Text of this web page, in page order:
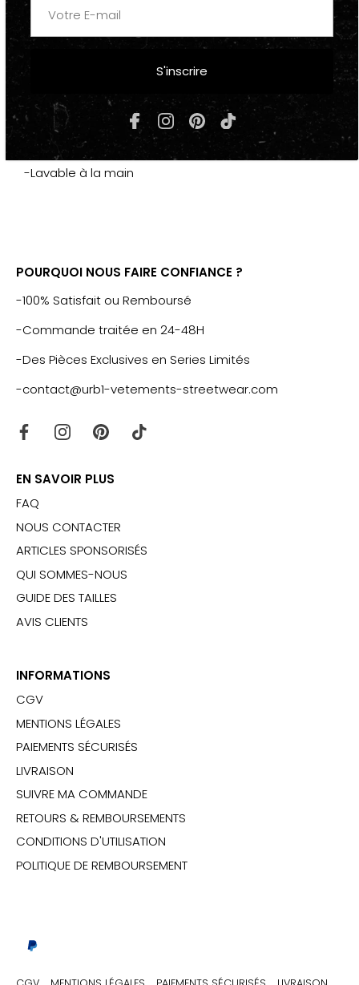
-Pour Homme et pour Femme
-Coton, Polyester, Velour
côtelé
-Lavable à la main
S'inscrire
POURQUOI NOUS FAIRE CONFIANCE ?
-100% Satisfait ou Remboursé
-Commande traitée en 24-48H
-Des Pièces Exclusives en Series Limités
-contact@urb1-vetements-streetwear.com
EN SAVOIR PLUS
FAQ
NOUS CONTACTER
ARTICLES SPONSORISÉS
QUI SOMMES-NOUS
GUIDE DES TAILLES
AVIS CLIENTS
INFORMATIONS
CGV
MENTIONS LÉGALES
PAIEMENTS SÉCURISÉS
LIVRAISON
SUIVRE MA COMMANDE
RETOURS & REMBOURSEMENTS
CONDITIONS D'UTILISATION
POLITIQUE DE REMBOURSEMENT